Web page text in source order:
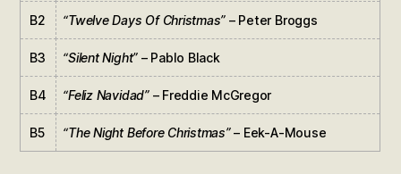
B2 “Twelve Days Of Christmas” – Peter Broggs
B3 “Silent Night” – Pablo Black
B4 “Feliz Navidad”– Freddie McGregor
B5 “The Night Before Christmas”– Eek-A-Mouse